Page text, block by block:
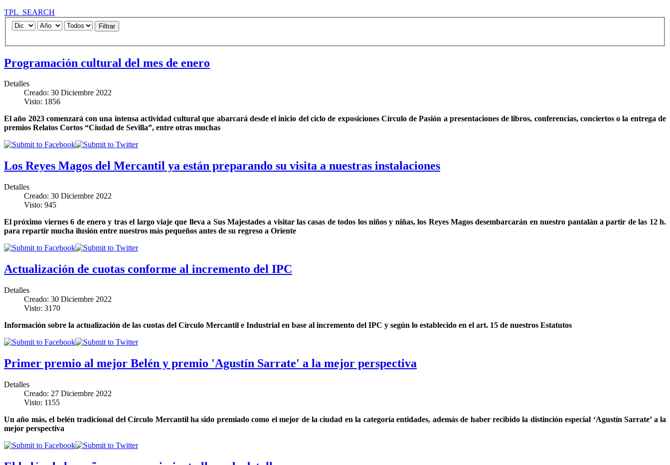
TPL_SEARCH
Filtrar
Programación cultural del mes de enero
Detalles
Creado: 30 Diciembre 2022
Visto: 1856
El año 2023 comenzará con una intensa actividad cultural que abarcará desde el inicio del ciclo de exposiciones Círculo de Pasión a presentaciones de libros, conferencias, conciertos o la entrega de
premios Relatos Cortos “Ciudad de Sevilla”, entre otras muchas
Los Reyes Magos del Mercantil ya están preparando su visita a nuestras instalaciones
Detalles
Creado: 30 Diciembre 2022
Visto: 945
El próximo viernes 6 de enero y tras el largo viaje que lleva a Sus Majestades a visitar las casas de todos los niños y niñas, los Reyes Magos desembarcarán en nuestro pantalán a partir de las 12 h.
para repartir mucha ilusión entre nuestros más pequeños antes de su regreso a Oriente
Actualización de cuotas conforme al incremento del IPC
Detalles
Creado: 30 Diciembre 2022
Visto: 3170
Información sobre la actualización de las cuotas del Círculo Mercantil e Industrial en base al incremento del IPC y según lo establecido en el art. 15 de nuestros Estatutos
Primer premio al mejor Belén y premio 'Agustín Sarrate' a la mejor perspectiva
Detalles
Creado: 27 Diciembre 2022
Visto: 1155
Un año más, el belén tradicional del Círculo Mercantil ha sido premiado como el mejor de la ciudad en la categoría entidades, además de haber recibido la distinción especial ‘Agustín Sarrate’ a la
mejor perspectiva